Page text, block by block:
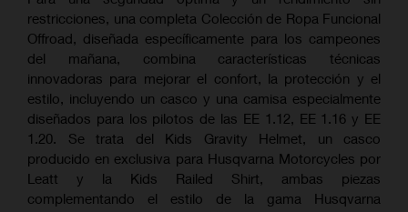
restricciones, una completa Colección de Ropa Funcional
Offroad, diseñada específicamente para los campeones
del mañana, combina características técnicas
innovadoras para mejorar el confort, la protección y el
estilo, incluyendo un casco y una camisa especialmente
diseñados para los pilotos de las EE 1.12, EE 1.16 y EE
1.20. Se trata del Kids Gravity Helmet, un casco
producido en exclusiva para Husqvarna Motorcycles por
Leatt y la Kids Railed Shirt, ambas piezas
complementando el estilo de la gama Husqvarna